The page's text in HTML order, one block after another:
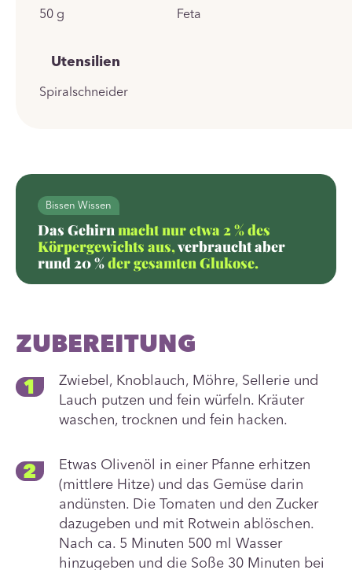
50 g Feta
Utensilien
Spiralschneider
Bissen Wissen
Das Gehirnmacht nur etwa 2 % des
Körpergewichts aus,verbrauchtaber
rund 20 %der gesamten Glukose.
ZUBEREITUNG
Zwiebel, Knoblauch, Möhre, Sellerie und
Lauch putzen und fein würfeln. Kräuter
waschen, trocknen und fein hacken.
Etwas Olivenöl in einer Pfanne erhitzen
(mittlere Hitze) und das Gemüse darin
andünsten. Die Tomaten und den Zucker
dazugeben und mit Rotwein ablöschen.
Nach ca. 5 Minuten 500 ml Wasser
hinzugeben und die Soße 30 Minuten bei